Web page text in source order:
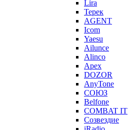
Lira
Терек
AGENT
Icom
Yaesu
Ailunce
Alinco
Apex
DOZOR
AnyTone
СОЮЗ
Belfone
COMBAT IT
Созвездие